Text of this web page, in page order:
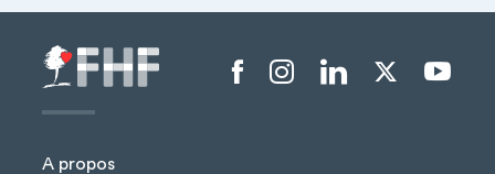
A propos
Menu liens sociaux